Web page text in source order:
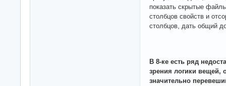
показать скрытые
столбцов свойств и
столбцов, дать общий
В 8-ке есть ряд
зрения логики
значительно